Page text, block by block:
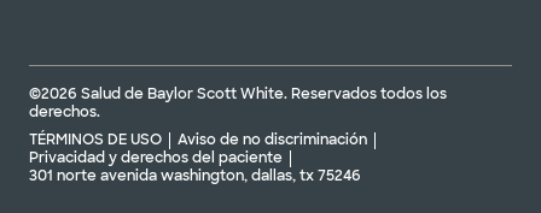
©2026 Salud de Baylor Scott White. Reservados todos los
derechos.
TÉRMINOS DE USO
Aviso de no discriminación
Privacidad y derechos del paciente
301 norte avenida washington, dallas, tx 75246